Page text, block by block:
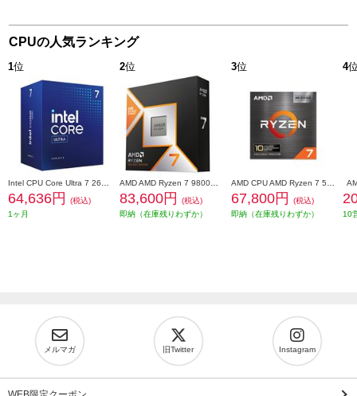
CPUの人気ランキング
1位
64,636円
(税込)
1ヶ月
2位
83,600円
(税込)
即納（在庫残りわずか）
3位
67,800円
(税込)
即納（在庫残りわずか）
4
10
メルマガ 旧Twitter Instagram